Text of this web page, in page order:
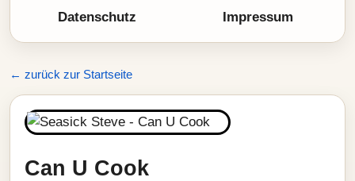
Datenschutz Impressum
← zurück zur Startseite
Can U Cook